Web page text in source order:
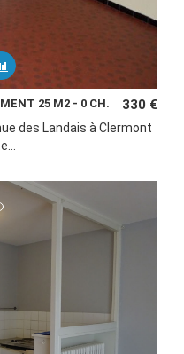
25 M2 - 0 CH. 330 €
des Landais à Clermont